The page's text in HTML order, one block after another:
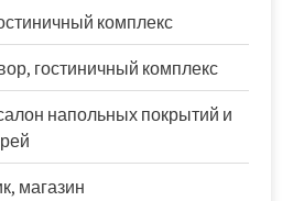
комплекс
гостиничный комплекс
напольных покрытий и
магазин